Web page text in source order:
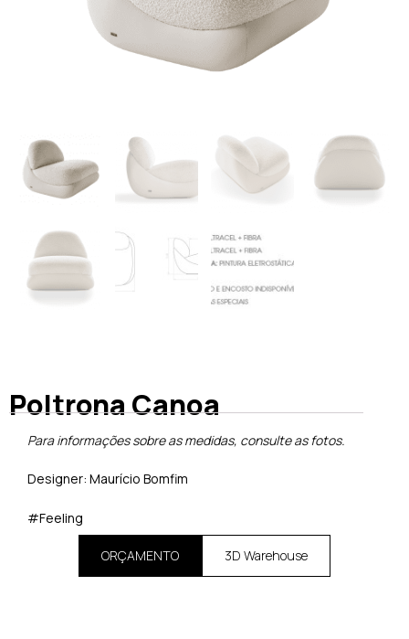
Poltrona Canoa
Para informações sobre as medidas, consulte as fotos.
Designer: Maurício Bomfim
#Feeling
ORÇAMENTO 3D Warehouse